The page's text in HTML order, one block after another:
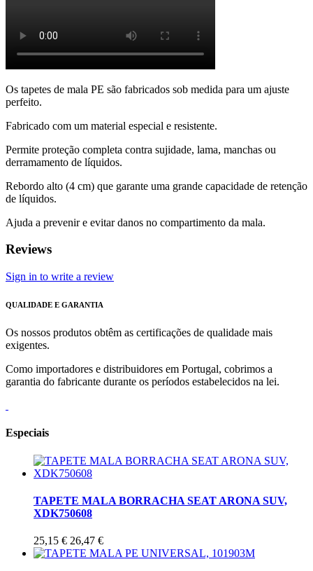
Os tapetes de mala PE são fabricados sob medida para um ajuste
perfeito.
Fabricado com um material especial e resistente.
Permite proteção completa contra sujidade, lama, manchas ou
derramamento de líquidos.
Rebordo alto (4 cm) que garante uma grande capacidade de retenção
de líquidos.
Ajuda a prevenir e evitar danos no compartimento da mala.
Reviews
Sign in to write a review
QUALIDADE E GARANTIA
Os nossos produtos obtêm as certificações de qualidade mais
exigentes.
Como importadores e distribuidores em Portugal, cobrimos a
garantia do fabricante durante os períodos estabelecidos na lei.
Especiais
TAPETE MALA BORRACHA SEAT ARONA SUV,
XDK750608
25,15 € 26,47 €